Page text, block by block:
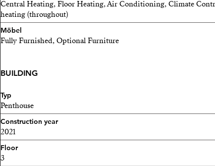
Central Heating, Floor Heating, Air Conditioning, Climate
heating (throughout)
Möbel
Fully Furnished, Optional Furniture
BUILDING
Typ
Penthouse
Construction year
2021
Floor
3